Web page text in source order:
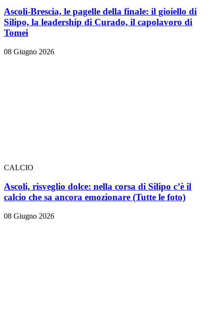
Ascoli-Brescia, le pagelle della finale: il gioiello di
Silipo, la leadership di Curado, il capolavoro di
Tomei
08 Giugno 2026
CALCIO
Ascoli, risveglio dolce: nella corsa di Silipo c’è il
calcio che sa ancora emozionare (Tutte le foto)
08 Giugno 2026